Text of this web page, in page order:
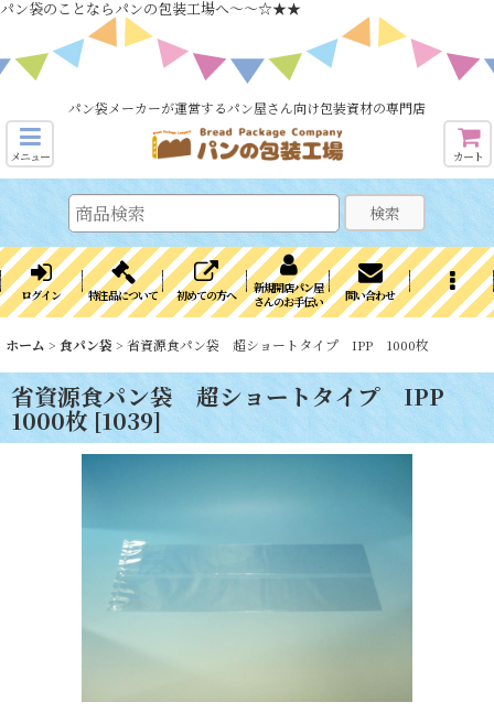
パン袋のことならパンの包装工場へ～～☆★★
パン袋メーカーが運営するパン屋さん向け包装資材の専門店
メニュー カート
検索
ログイン 特注品について 初めての方へ
新規開店パン屋
さんのお手伝い
問い合わせ
ホーム > 食パン袋 > 省資源食パン袋 超ショートタイプ IPP 1000枚
省資源食パン袋 超ショートタイプ IPP
1000枚 [1039]